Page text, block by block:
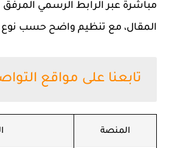
مباشرة عبر الرابط الرسمي
المقال، مع تنظيم واضح حسب نوع
تابعنا على مواقع
المنصة